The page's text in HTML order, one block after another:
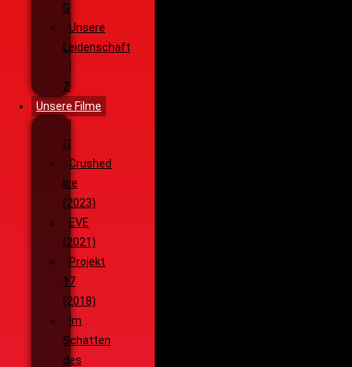
Geschichte
Unsere
Leidenschaft
Unsere
Ziele
Unsere Filme
Wenja
(2025)
Crushed
Ice
(2023)
EVE
(2021)
Projekt
17
(2018)
Im
Schatten
des